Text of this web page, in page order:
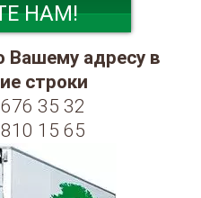
НАМ!
Вашему адресу в
строки
35 32
15 65